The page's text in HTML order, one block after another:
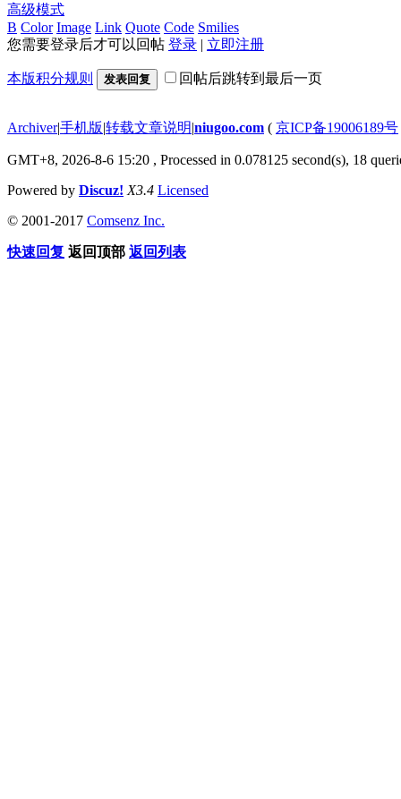
高级模式
B Color Image Link Quote Code Smilies
您需要登录后才可以回帖 登录 | 立即注册
本版积分规则 发表回复 回帖后跳转到最后一页
Archiver|手机版|转载文章说明|niugoo.com ( 京ICP备19006189号
GMT+8, 2026-8-6 15:20 , Processed in 0.078125 second(s), 18
Powered by Discuz! X3.4 Licensed
© 2001-2017 Comsenz Inc.
快速回复 返回顶部 返回列表